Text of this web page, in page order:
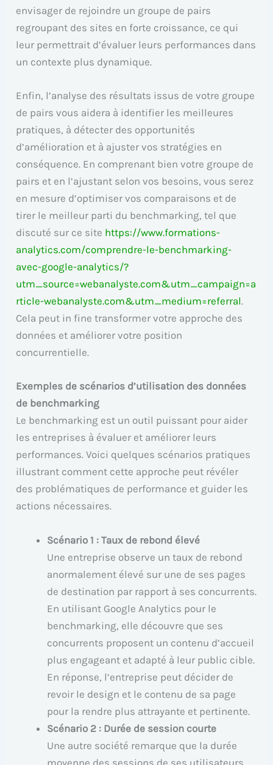
envisager de rejoindre un groupe de pairs
regroupant des sites en forte croissance, ce qui
leur permettrait d’évaluer leurs performances dans
un contexte plus dynamique.
Enfin, l’analyse des résultats issus de votre groupe
de pairs vous aidera à identifier les meilleures
pratiques, à détecter des opportunités
d’amélioration et à ajuster vos stratégies en
conséquence. En comprenant bien votre groupe de
pairs et en l’ajustant selon vos besoins, vous serez
en mesure d’optimiser vos comparaisons et de
tirer le meilleur parti du benchmarking, tel que
discuté sur ce site https://www.formations-
analytics.com/comprendre-le-benchmarking-
avec-google-analytics/?
utm_source=webanalyste.com&utm_campaign=a
rticle-webanalyste.com&utm_medium=referral.
Cela peut in fine transformer votre approche des
données et améliorer votre position
concurrentielle.
Exemples de scénarios d’utilisation des données
de benchmarking
Le benchmarking est un outil puissant pour aider
les entreprises à évaluer et améliorer leurs
performances. Voici quelques scénarios pratiques
illustrant comment cette approche peut révéler
des problématiques de performance et guider les
actions nécessaires.
Scénario 1 : Taux de rebond élevé
Une entreprise observe un taux de rebond
anormalement élevé sur une de ses pages
de destination par rapport à ses concurrents.
En utilisant Google Analytics pour le
benchmarking, elle découvre que ses
concurrents proposent un contenu d’accueil
plus engageant et adapté à leur public cible.
En réponse, l’entreprise peut décider de
revoir le design et le contenu de sa page
pour la rendre plus attrayante et pertinente.
Scénario 2 : Durée de session courte
Une autre société remarque que la durée
moyenne des sessions de ses utilisateurs